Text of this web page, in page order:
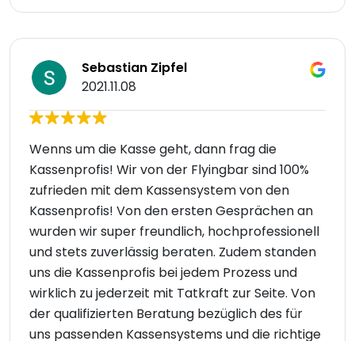
Sebastian Zipfel
2021.11.08
Wenns um die Kasse geht, dann frag die
Kassenprofis! Wir von der Flyingbar sind 100%
zufrieden mit dem Kassensystem von den
Kassenprofis! Von den ersten Gesprächen an
wurden wir super freundlich, hochprofessionell
und stets zuverlässig beraten. Zudem standen
uns die Kassenprofis bei jedem Prozess und
wirklich zu jederzeit mit Tatkraft zur Seite. Von
der qualifizierten Beratung bezüglich des für
uns passenden Kassensystems und die richtige